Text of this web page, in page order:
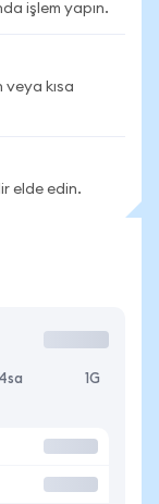
işlem yapın.
kısa
elde edin.
4sa 1G